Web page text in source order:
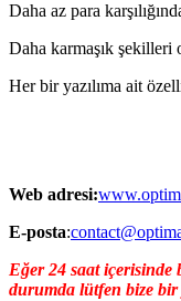
Daha az para
Daha karmaşık
Her bir yazılıma ait
Web adresi:
E-posta:
Eğer 24 saat içerisinde
durumda lütfen bize